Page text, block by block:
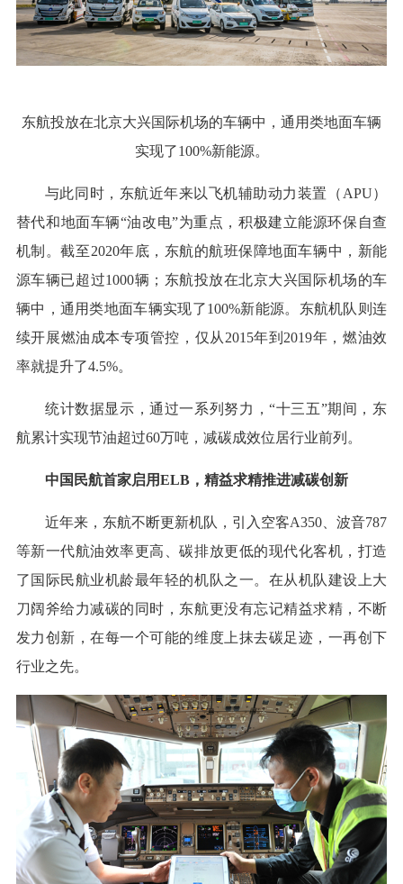
东航投放在北京大兴国际机场的车辆中，通用类地面车辆
实现了100%新能源。
与此同时，东航近年来以飞机辅助动力装置（APU）
替代和地面车辆“油改电”为重点，积极建立能源环保自查
机制。截至2020年底，东航的航班保障地面车辆中，新能
源车辆已超过1000辆；东航投放在北京大兴国际机场的车
辆中，通用类地面车辆实现了100%新能源。东航机队则连
续开展燃油成本专项管控，仅从2015年到2019年，燃油效
率就提升了4.5%。
统计数据显示，通过一系列努力，“十三五”期间，东
航累计实现节油超过60万吨，减碳成效位居行业前列。
中国民航首家启用ELB，精益求精推进减碳创新
近年来，东航不断更新机队，引入空客A350、波音787
等新一代航油效率更高、碳排放更低的现代化客机，打造
了国际民航业机龄最年轻的机队之一。在从机队建设上大
刀阔斧给力减碳的同时，东航更没有忘记精益求精，不断
发力创新，在每一个可能的维度上抹去碳足迹，一再创下
行业之先。